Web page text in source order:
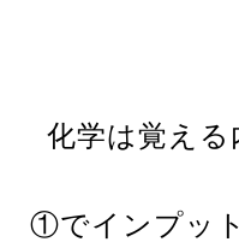
化学は覚える
①でインプッ